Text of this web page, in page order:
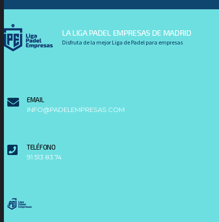
LA LIGA PADEL EMPRESAS DE MADRID
Disfruta de la mejor Liga de Padel para empresas
EMAIL
INFO@PADELEMPRESAS.COM
TELÉFONO
91 513 83 74